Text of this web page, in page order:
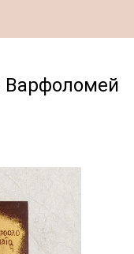
Варфоломей